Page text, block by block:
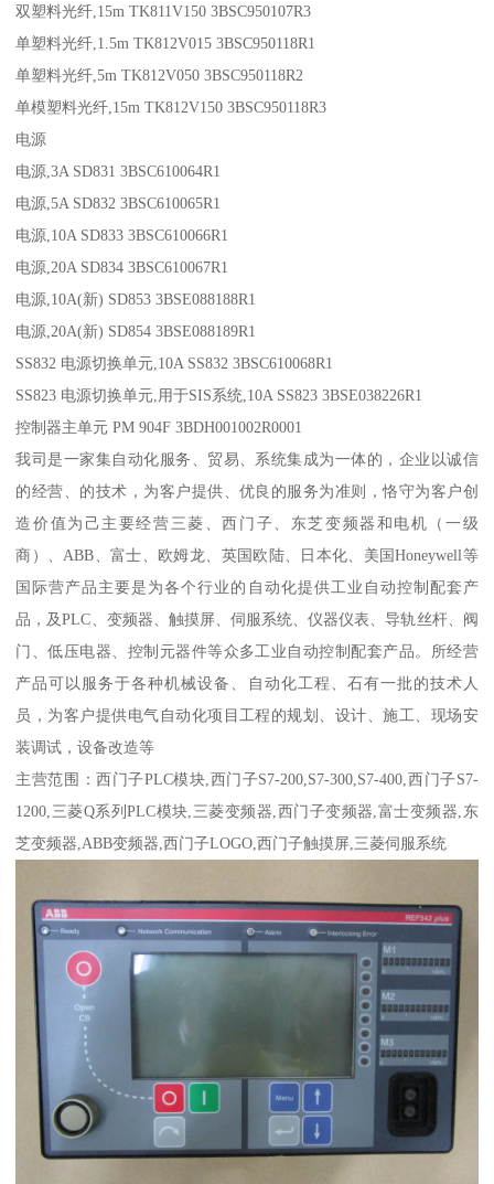
双塑料光纤,15m TK811V150 3BSC950107R3
单塑料光纤,1.5m TK812V015 3BSC950118R1
单塑料光纤,5m TK812V050 3BSC950118R2
单模塑料光纤,15m TK812V150 3BSC950118R3
电源
电源,3A SD831 3BSC610064R1
电源,5A SD832 3BSC610065R1
电源,10A SD833 3BSC610066R1
电源,20A SD834 3BSC610067R1
电源,10A(新) SD853 3BSE088188R1
电源,20A(新) SD854 3BSE088189R1
SS832 电源切换单元,10A SS832 3BSC610068R1
SS823 电源切换单元,用于SIS系统,10A SS823 3BSE038226R1
控制器主单元 PM 904F 3BDH001002R0001
我司是一家集自动化服务、贸易、系统集成为一体的，企业以诚信
的经营、的技术，为客户提供、优良的服务为准则，恪守为客户创
造价值为己主要经营三菱、西门子、东芝变频器和电机（一级
商）、ABB、富士、欧姆龙、英国欧陆、日本化、美国Honeywell等
国际营产品主要是为各个行业的自动化提供工业自动控制配套产
品，及PLC、变频器、触摸屏、伺服系统、仪器仪表、导轨丝杆、阀
门、低压电器、控制元器件等众多工业自动控制配套产品。所经营
产品可以服务于各种机械设备、自动化工程、石有一批的技术人
员，为客户提供电气自动化项目工程的规划、设计、施工、现场安
装调试，设备改造等
主营范围：西门子PLC模块,西门子S7-200,S7-300,S7-400,西门子S7-
1200,三菱Q系列PLC模块,三菱变频器,西门子变频器,富士变频器,东
芝变频器,ABB变频器,西门子LOGO,西门子触摸屏,三菱伺服系统